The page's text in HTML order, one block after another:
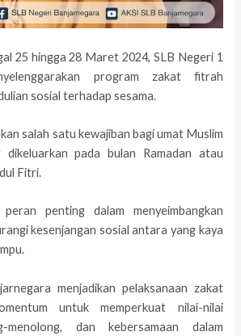
25 hingga 28 Maret 2024, SLB Negeri 1
program zakat fitrah
sosial terhadap sesama.
salah satu kewajiban bagi umat Muslim
dikeluarkan pada bulan Ramadan atau
Fitri.
penting dalam menyeimbangkan
kesenjangan sosial antara yang kaya
menjadikan pelaksanaan zakat
untuk memperkuat nilai-nilai
menolong, dan kebersamaan dalam